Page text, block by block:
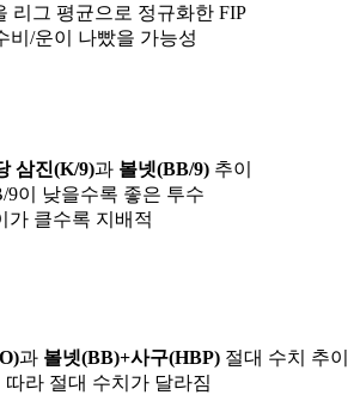
리그 평균으로 정규화한 FIP
비/운이 나빴을 가능성
삼진(K/9)과 볼넷(BB/9) 추이
9이 낮을수록 좋은 투수
가 클수록 지배적
과 볼넷(BB)+사구(HBP) 절대 수치 추이
라 절대 수치가 달라짐